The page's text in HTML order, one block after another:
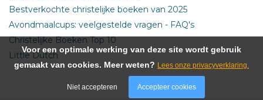
Bestverkochte christelijke boeken van 2025
Avondmaalcups: veelgestelde vragen - FAQ's
Christelijke Boeken Top 10
Little Dutch
Voor een optimale werking van deze site wordt gebruik
gemaakt van cookies. Meer weten? Lees onze privacyverklaring.
Niet accepteren Accepteer cookies